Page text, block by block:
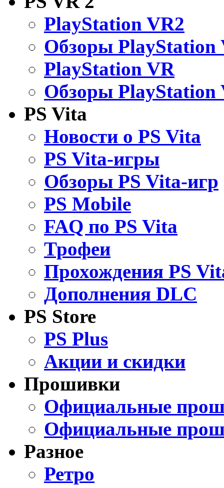
PlayStation VR2
Обзоры PlayStation
PlayStation VR
Обзоры PlayStation
PS Vita
Новости о PS Vita
PS Vita-игры
Обзоры PS Vita-игр
PS Mobile
FAQ по PS Vita
Трофеи
Прохождения PS
Дополнения DLC
PS Store
PS Plus
Акции и скидки
Прошивки
Официальные
Официальные
Разное
Ретро